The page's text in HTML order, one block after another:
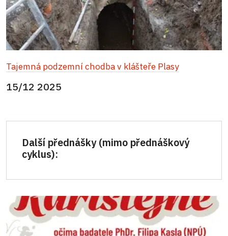
Tajemná podzemní chodba v klášteře Plasy
15/12 2025
Další přednášky (mimo přednáškový
cyklus):